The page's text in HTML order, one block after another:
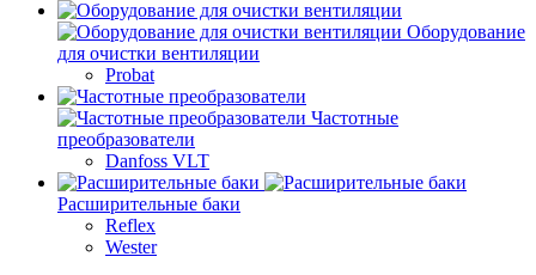
Оборудование
для очистки вентиляции
Probat
Частотные
преобразователи
Danfoss VLT
Расширительные баки
Reflex
Wester